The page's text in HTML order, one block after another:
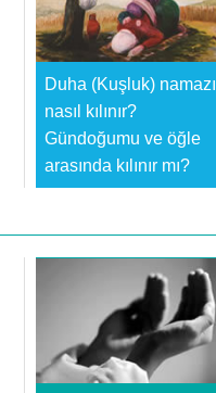
Duha (Kuşluk) namazı
nasıl kılınır?
Gündoğumu ve öğle
arasında kılınır mı?